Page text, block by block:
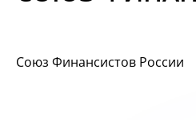
Союз Финансистов России